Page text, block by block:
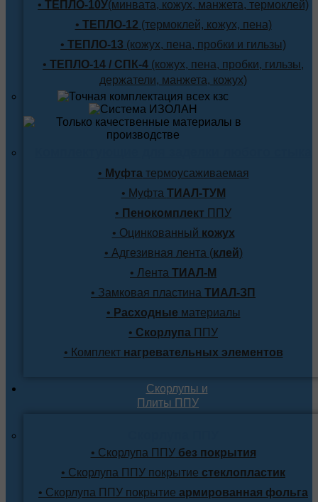
• ТЕПЛО-10У(минвата, кожух, манжета, термоклей)
• ТЕПЛО-12 (термоклей, кожух, пена)
• ТЕПЛО-13 (кожух, пена, пробки и гильзы)
• ТЕПЛО-14 / СПК-4 (кожух, пена, пробки, гильзы,
держатели, манжета, кожух)
• Муфтатермоусаживаемая
• Муфта ТИАЛ-ТУМ
• Пенокомплект ППУ
• Оцинкованный кожух
• Адгезивная лента (клей)
• Лента ТИАЛ-М
• Замковая пластина ТИАЛ-ЗП
• Расходные материалы
• Скорлупа ППУ
• Комплектнагревательных элементов
Скорлупы и
Плиты ППУ
• Скорлупа ППУбез покрытия
• Скорлупа ППУ покрытие стеклопластик
• Скорлупа ППУ покрытие армированная фольга